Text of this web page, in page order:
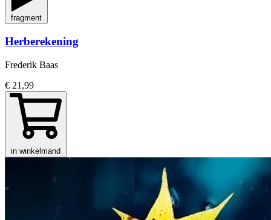
fragment
Herberekening
Frederik Baas
€ 21,99
in winkelmand